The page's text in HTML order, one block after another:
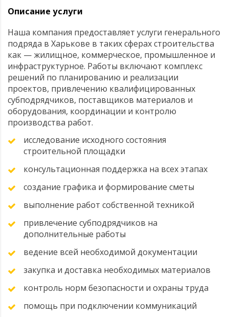
Описание услуги
Наша компания предоставляет услуги генерального
подряда в Харькове в таких сферах строительства
как — жилищное, коммерческое, промышленное и
инфраструктурное. Работы включают комплекс
решений по планированию и реализации
проектов, привлечению квалифицированных
субподрядчиков, поставщиков материалов и
оборудования, координации и контролю
производства работ.
исследование исходного состояния
строительной площадки
консультационная поддержка на всех этапах
создание графика и формирование сметы
выполнение работ собственной техникой
привлечение субподрядчиков на
дополнительные работы
ведение всей необходимой документации
закупка и доставка необходимых материалов
контроль норм безопасности и охраны труда
помощь при подключении коммуникаций